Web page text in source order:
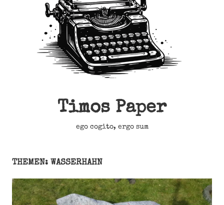
Timos Paper
ego cogito, ergo sum
THEMEN: WASSERHAHN